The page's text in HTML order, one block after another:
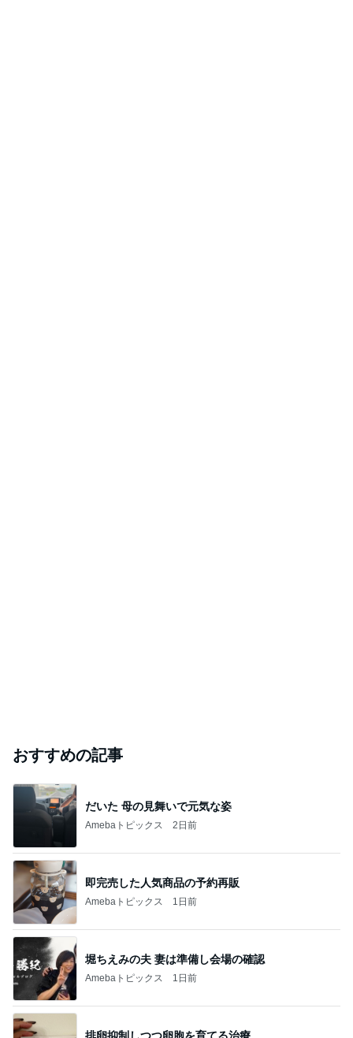
おすすめの記事
だいた 母の見舞いで元気な姿
Amebaトピックス 2日前
即完売した人気商品の予約再販
Amebaトピックス 1日前
堀ちえみの夫 妻は準備し会場の確認
Amebaトピックス 1日前
排卵抑制しつつ卵胞を育てる治療